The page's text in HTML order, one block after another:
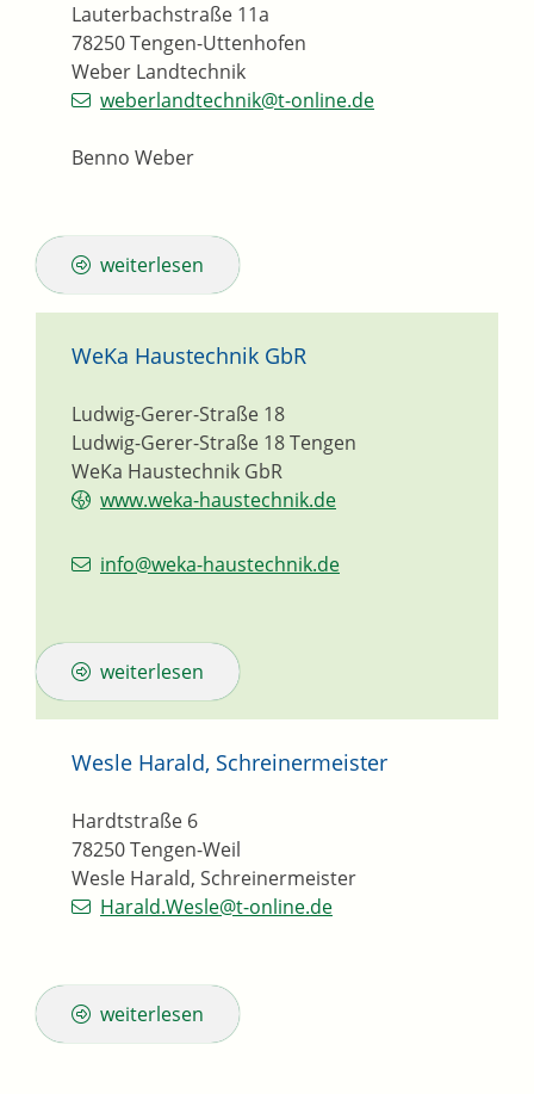
Weber Landtechnik
Lauterbachstraße 11a
78250Tengen-Uttenhofen
weberlandtechnik@t-online.de
Benno Weber
weiterlesen
WeKa Haustechnik GbR
WeKa Haustechnik GbR
Ludwig-Gerer-Straße 18
Ludwig-Gerer-Straße 18Tengen
www.weka-haustechnik.de
info@weka-haustechnik.de
weiterlesen
Wesle Harald, Schreinermeister
Wesle Harald, Schreinermeister
Hardtstraße 6
78250Tengen-Weil
Harald.Wesle@t-online.de
weiterlesen